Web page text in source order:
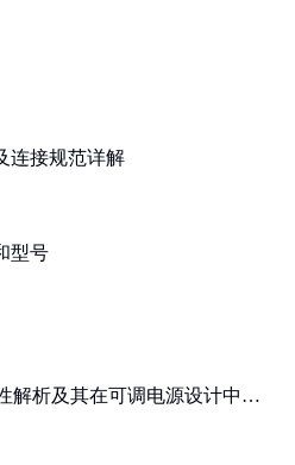
连接规范详解
型号
解析及其在可调电源设计中的